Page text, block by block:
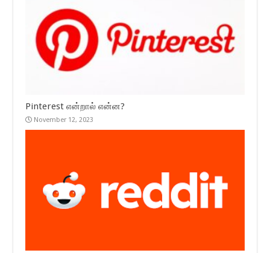
Pinterest என்றால் என்ன?
November 12, 2023